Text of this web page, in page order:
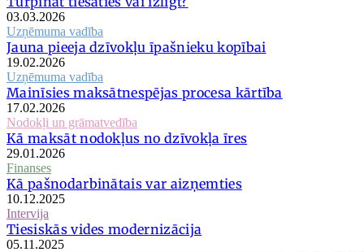
03.03.2026
Uzņēmuma vadība
Jauna pieeja dzīvokļu īpašnieku kopībai
19.02.2026
Uzņēmuma vadība
Mainīsies maksātnespējas procesa kārtība
17.02.2026
Nodokļi un grāmatvedība
Kā maksāt nodokļus no dzīvokļa īres
29.01.2026
Finanses
Kā pašnodarbinātais var aizņemties
10.12.2025
Intervija
Tiesiskās vides modernizācija
05.11.2025